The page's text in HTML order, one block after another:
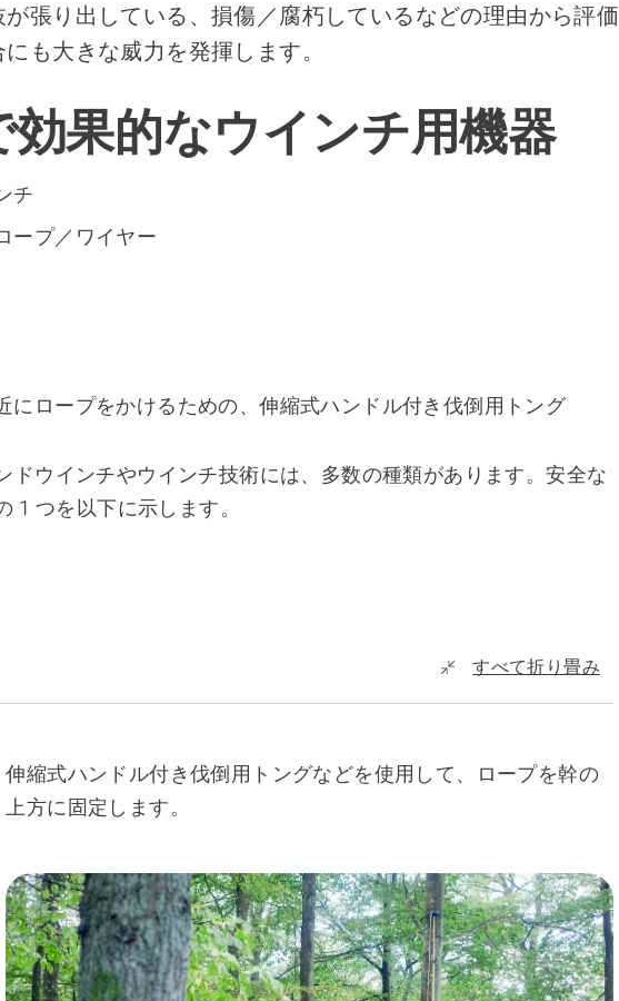
張り出している、損傷／腐朽しているなどの理由から評価
も大きな威力を発揮します。
効果的なウインチ用機器
チ
ープ／ワイヤー
にロープをかけるための、伸縮式ハンドル付き伐倒用トング
ドウインチやウインチ技術には、多数の種類があります。安全な
1 つを以下に示します。
すべて折り畳み
伸縮式ハンドル付き伐倒用トングなどを使用して、ロープを幹の
上方に固定します。